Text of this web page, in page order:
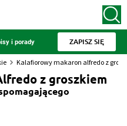
i porady ZAPISZ SIĘ
Kalafiorowy makaron alfredo z
z groszkiem